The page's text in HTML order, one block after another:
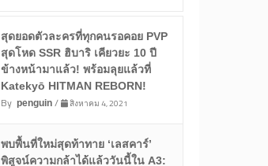
สุดยอดตัวละครที่ทุกคนรอคอย PVP
สุดโหด SSR ฮิบาริ เคียวยะ 10 ปี
ข้างหน้ามาแล้ว! พร้อมลุยแล้วที่
Katekyō HITMAN REBORN!
By penguin/ สิงหาคม 4, 2021
พบพื้นที่ใหม่สุดท้าทาย ‘เลสคาร์’
พิสูจน์ความกล้าได้แล้ววันนี้ใน A3: